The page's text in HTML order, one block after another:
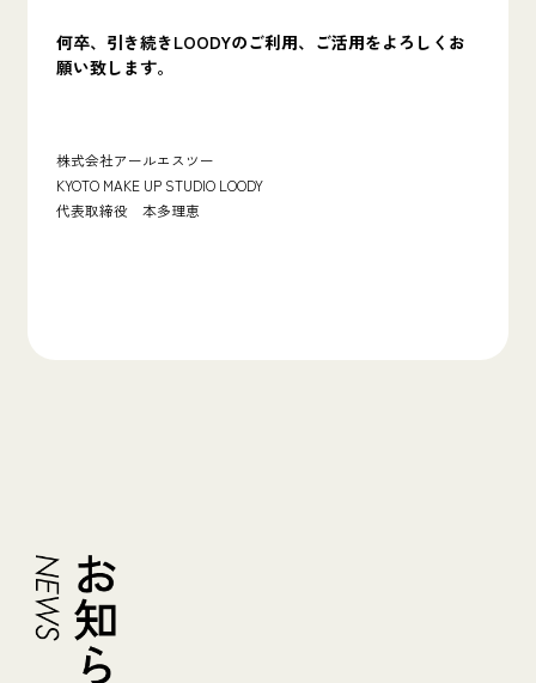
何卒、引き続きLOODYのご利用、ご活用をよろしくお
願い致します。
株式会社アールエスツー
KYOTO MAKE UP STUDIO LOODY
代表取締役 本多理恵